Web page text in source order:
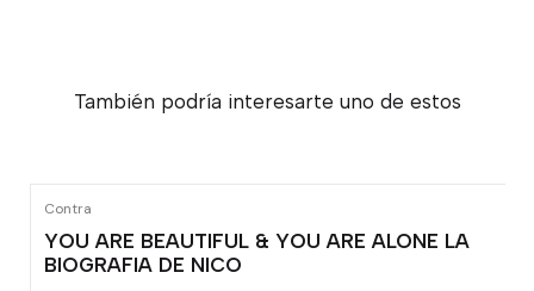
También podría interesarte uno de estos
Contra
YOU ARE BEAUTIFUL & YOU ARE ALONE LA
BIOGRAFIA DE NICO